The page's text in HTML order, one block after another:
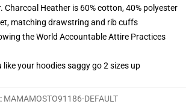
Charcoal Heather is 60% cotton, 40% polyester
matching drawstring and rib cuffs
the World Accountable Attire Practices
like your hoodies saggy go 2 sizes up
: MAMAMOSTO91186-DEFAULT